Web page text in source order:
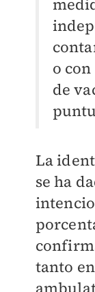
o
de
La
se ha
tanto